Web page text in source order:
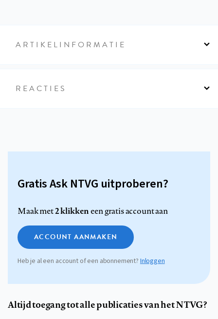
ARTIKELINFORMATIE
REACTIES
Gratis Ask NTVG uitproberen?
Maak met2 klikkeneen gratis account aan
ACCOUNT AANMAKEN
Heb je al een account of een abonnement?Inloggen
Altijd toegang tot alle publicaties van het NTVG?